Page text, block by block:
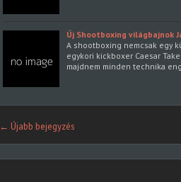
Új Shootboxing világbajnok
A shootboxing nemcsak egy
egykori kickboxer Caesar
majdnem minden technika
← Újabb bejegyzés